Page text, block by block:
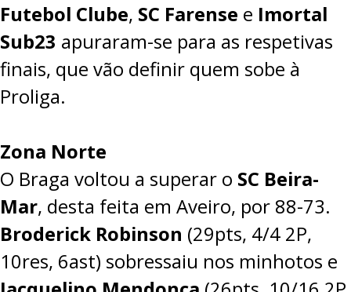
Futebol Clube, SC Farense e Imortal
Sub23 apuraram-se para as respetivas
finais, que vão definir quem sobe à
Proliga.
Zona Norte
O Braga voltou a superar o SC Beira-
Mar, desta feita em Aveiro, por 88-73.
Broderick Robinson (29pts, 4/4 2P,
10res, 6ast) sobressaiu nos minhotos e